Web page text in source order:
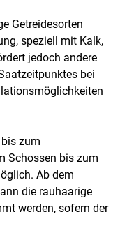
Getreidesorten
speziell mit Kalk,
jedoch andere
bei
zum
Schossen bis zum
Ab dem
die rauhaarige
werden, sofern der